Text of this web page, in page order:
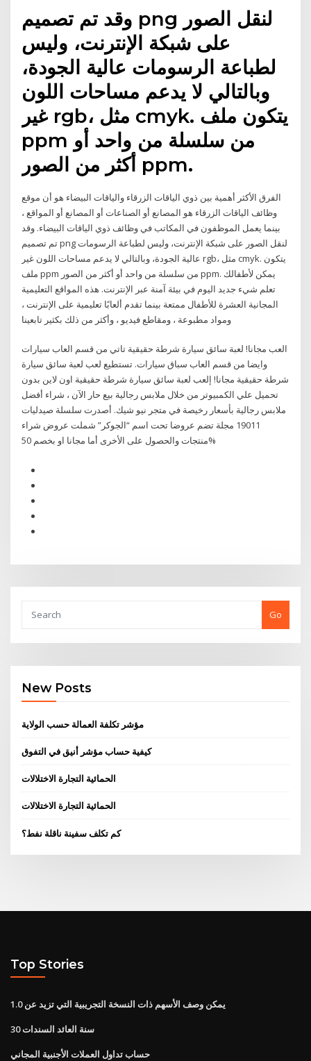
وقد تم تصميم png لنقل الصور
على شبكة الإنترنت، وليس
لطباعة الرسومات عالية الجودة،
وبالتالي لا يدعم مساحات اللون
غير rgb، مثل cmyk. يتكون ملف
ppm من سلسلة من واحد أو
أكثر من الصور ppm.
الفرق الأكثر أهمية بين ذوي الياقات الزرقاء والياقات البيضاء هو أن موقع
وظائف الياقات الزرقاء هو المصانع أو الصناعات أو المصانع أو المواقع ،
بينما يعمل الموظفون في المكاتب في وظائف ذوي الياقات البيضاء. وقد
تم تصميم png لنقل الصور على شبكة الإنترنت، وليس لطباعة الرسومات
عالية الجودة، وبالتالي لا يدعم مساحات اللون غير rgb، مثل cmyk. يتكون
ملف ppm من سلسلة من واحد أو أكثر من الصور ppm. يمكن لأطفالك
تعلم شيء جديد اليوم في بيئة آمنة عبر الإنترنت. هذه المواقع التعليمية
المجانية العشرة للأطفال ممتعة بينما تقدم ألعابًا تعليمية على الإنترنت ،
ومواد مطبوعة ، ومقاطع فيديو ، وأكثر من ذلك بكثير تابعينا
العب مجانا! لعبة سائق سيارة شرطة حقيقية تاتي من قسم العاب سيارات
وايضا من قسم العاب سباق سيارات. تستطيع لعب لعبة سائق سيارة
شرطة حقيقية مجانا! إلعب لعبة سائق سيارة شرطة حقيقية اون لاين بدون
تحميل علي الكمبيوتر من خلال ملابس رجالية بيع حار الآن ، شراء أفضل
ملابس رجالية بأسعار رخيصة في متجر نيو شيك. أصدرت سلسلة صيدليات
19011 مجلة تضم عروضا تحت اسم “الجوكر” شملت عروض شراء
منتجات والحصول على الأخرى أما مجانا او بخصم 50%
Go
New Posts
مؤشر تكلفة العمالة حسب الولاية
كيفية حساب مؤشر أنيق في التفوق
الحمائية التجارة الاختلالات
الحمائية التجارة الاختلالات
كم تكلف سفينة ناقلة نفط؟
Top Stories
يمكن وصف الأسهم ذات النسخة التجريبية التي تزيد عن 1.0
30 سنة العائد السندات
حساب تداول العملات الأجنبية المجاني